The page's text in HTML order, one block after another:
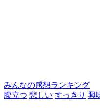
みんなの感想ランキング
腹立つ 悲しい すっきり 興